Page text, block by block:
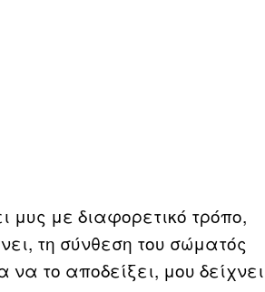
μυς με διαφορετικό τρόπο,
τη σύνθεση του σώματός
να το αποδείξει, μου δείχνει